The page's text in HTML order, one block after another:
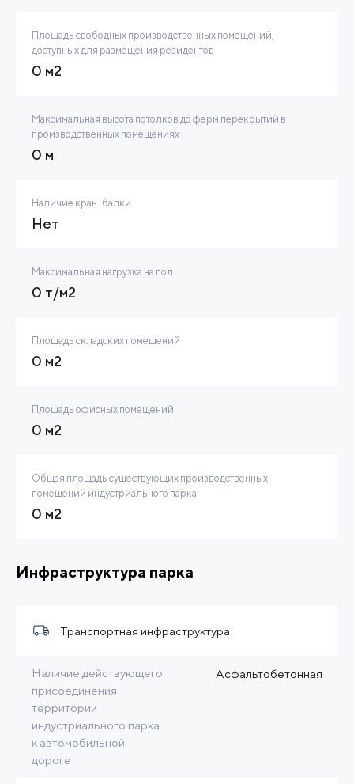
Площадь свободных производственных помещений,
доступных для размещения резидентов
0 м2
Максимальная высота потолков до ферм перекрытий в
производственных помещениях
0 м
Наличие кран-балки
Нет
Максимальная нагрузка на пол
0 т/м2
Площадь складских помещений
0 м2
Площадь офисных помещений
0 м2
Общая площадь существующих производственных
помещений индустриального парка
0 м2
Инфраструктура парка
Транспортная инфраструктура
Наличие действующего
присоединения
территории
индустриального парка
к автомобильной
дороге
Асфальтобетонная